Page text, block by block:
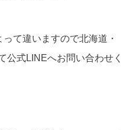
て違いますので北海道・
公式LINEへお問い合わせく